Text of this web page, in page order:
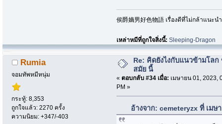
侯爵嫡男好色物語 เรื่องดีที่ไม่กล้าแนะน
เหล่าหมีที่ถูกใจสิ่งนี้:Sleeping-Dragon
Rumia
จอมทัพหมีหนุ่ม
กระทู้: 8,353
ถูกใจแล้ว: 2270 ครั้ง
ความนิยม: +347/-403
Re: คิดยังไงกับแนวข้ามโลก
สมัย นี้
« ตอบกลับ #34 เมื่อ: เมษายน 01, 2023,
PM »
อ้างจาก: cemeteryzx ที่ เมษ